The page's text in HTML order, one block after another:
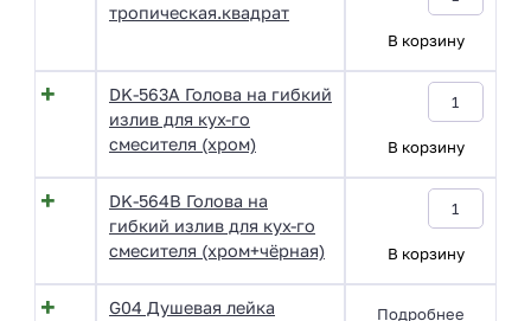
тропическая.квадрат
В корзину
DK-563A Голова на гибкий
излив для кух-го
смесителя (хром)
В корзину
DK-564B Голова на
гибкий излив для кух-го
смесителя (хром+чёрная)
В корзину
G04 Душевая лейка Подробнее